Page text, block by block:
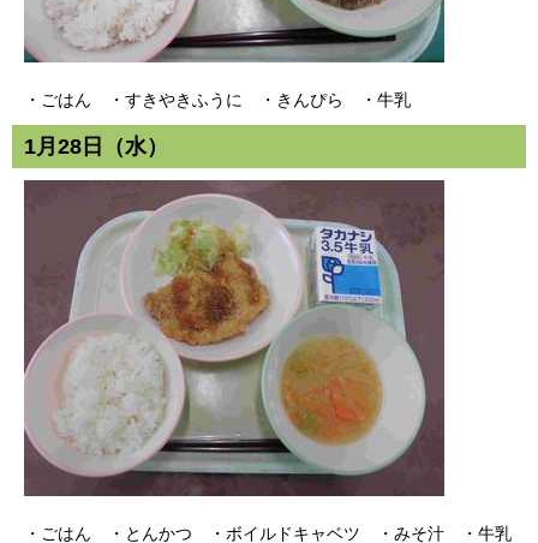
・ごはん ・すきやきふうに ・きんぴら ・牛乳
1月28日（水）
・ごはん ・とんかつ ・ボイルドキャベツ ・みそ汁 ・牛乳